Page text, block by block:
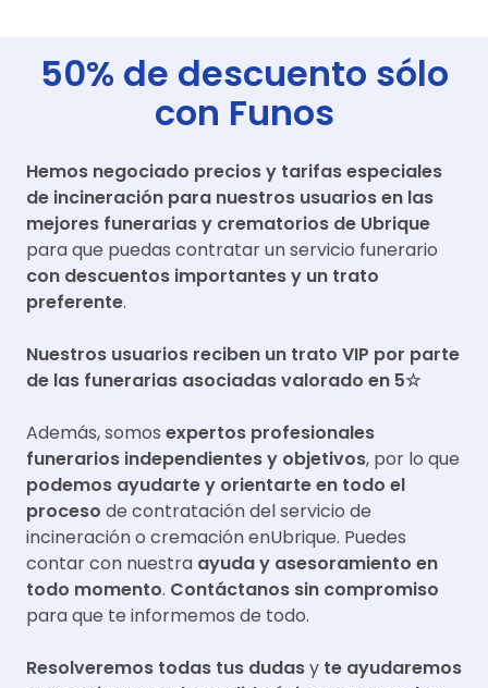
50% de descuento sólo
con Funos
Hemos negociado precios y tarifas especiales
de incineración para nuestros usuarios en las
mejores funerarias y crematorios de Ubrique
para que puedas contratar un servicio funerario
con descuentos importantes y un trato
preferente.
Nuestros usuarios reciben un trato VIP por parte
de las funerarias asociadas valorado en 5☆
Además, somos expertos profesionales
funerarios independientes y objetivos, por lo que
podemos ayudarte y orientarte en todo el
proceso de contratación del servicio de
incineración o cremación enUbrique. Puedes
contar con nuestra ayuda y asesoramiento en
todo momento. Contáctanos sin compromiso
para que te informemos de todo.
Resolveremos todas tus dudasy te ayudaremos